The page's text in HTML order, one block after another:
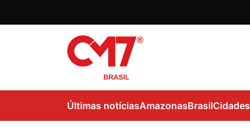
Últimas notíciasAmazonasBrasilCidades